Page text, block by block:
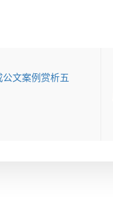
文案例赏析五